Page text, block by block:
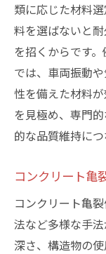
類に応じた材料
料を選ばないと
を招くからです
では、車両振動
性を備えた材料
を見極め、専門
的な品質維持につ
コンクリート亀
コンクリート亀
法など多様な手
深さ、構造物の